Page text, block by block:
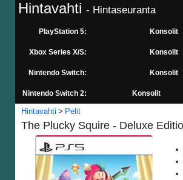
Hintavahti - Hintaseuranta
PlayStation 5: Konsolit
Xbox Series X/S: Konsolit
Nintendo Switch: Konsolit
Nintendo Switch 2: Konsolit
Hintavahti Pelit
The Plucky Squire - Deluxe